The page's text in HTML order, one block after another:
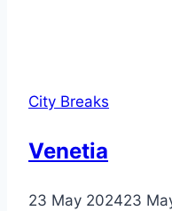
City Breaks
Venetia
23 May 202423